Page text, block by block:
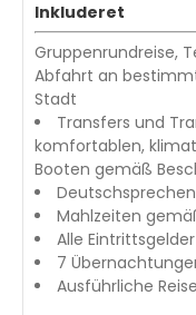
Inkluderet
Gruppenrundreise,
Abfahrt an
Stadt
Transfers und
komfortablen,
Booten gemäß
Mahlzeiten
Alle Eintrittsgelder
7
Ausführliche